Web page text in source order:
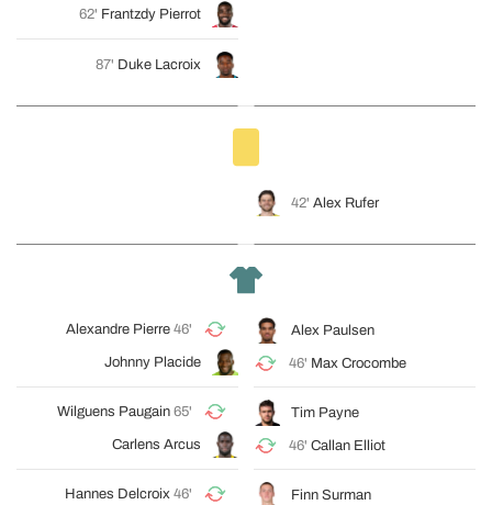
62' Frantzdy Pierrot
87' Duke Lacroix
42' Alex Rufer
Alexandre Pierre 46'
Johnny Placide
Alex Paulsen
46' Max Crocombe
Wilguens Paugain 65'
Carlens Arcus
Tim Payne
46' Callan Elliot
Hannes Delcroix 46' Finn Surman